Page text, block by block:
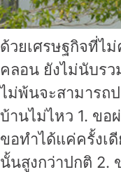
ด้วยเศรษฐกิจที่ไ
คลอน ยังไม่นับร
ไม่พ้นจะสามารถ
บ้านไม่ไหว 1. ขอ
ขอทำได้แค่ครั้งเ
นั้นสูงกว่าปกติ 2.